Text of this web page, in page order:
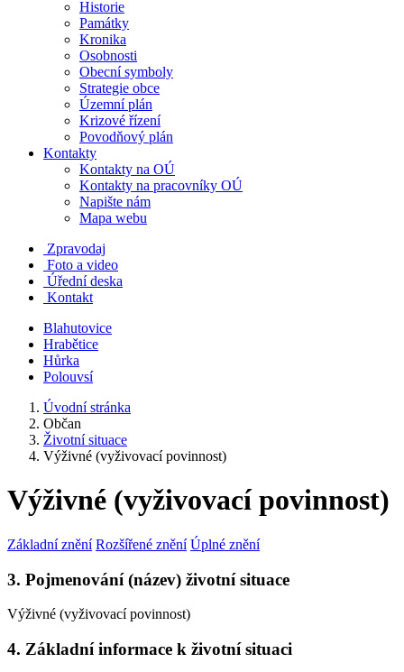
Historie
Památky
Kronika
Osobnosti
Obecní symboly
Strategie obce
Územní plán
Krizové řízení
Povodňový plán
Kontakty
Kontakty na OÚ
Kontakty na pracovníky OÚ
Napište nám
Mapa webu
Zpravodaj
Foto a video
Úřední deska
Kontakt
Blahutovice
Hrabětice
Hůrka
Polouvsí
Úvodní stránka
Občan
Životní situace
Výživné (vyživovací povinnost)
Výživné (vyživovací povinnost)
Základní znění Rozšířené znění Úplné znění
3. Pojmenování (název) životní situace
Výživné (vyživovací povinnost)
4. Základní informace k životní situaci